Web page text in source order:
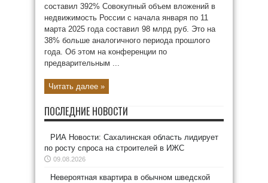
составил 392% Совокупный объем вложений в
недвижимость России с начала января по 11
марта 2025 года составил 98 млрд руб. Это на
38% больше аналогичного периода прошлого
года. Об этом на конференции по
предварительным ...
Читать далее »
ПОСЛЕДНИЕ НОВОСТИ
РИА Новости: Сахалинская область лидирует
по росту спроса на строителей в ИЖС
09.08.2026
Невероятная квартира в обычном шведской